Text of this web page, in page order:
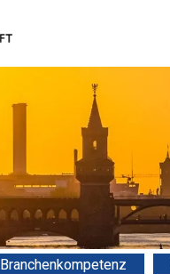
Branchenkompetenz